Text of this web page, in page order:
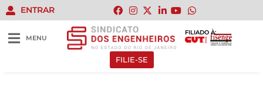
ENTRAR
MENU
FILIADO À:
FILIE-SE